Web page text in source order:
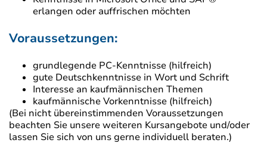
erlangen oder auffrischen möchten
Voraussetzungen:
grundlegende PC-Kenntnisse (hilfreich)
gute Deutschkenntnisse in Wort und Schrift
Interesse an kaufmännischen Themen
kaufmännische Vorkenntnisse (hilfreich)
(Bei nicht übereinstimmenden Voraussetzungen
beachten Sie unsere weiteren Kursangebote und/oder
lassen Sie sich von uns gerne individuell beraten.)